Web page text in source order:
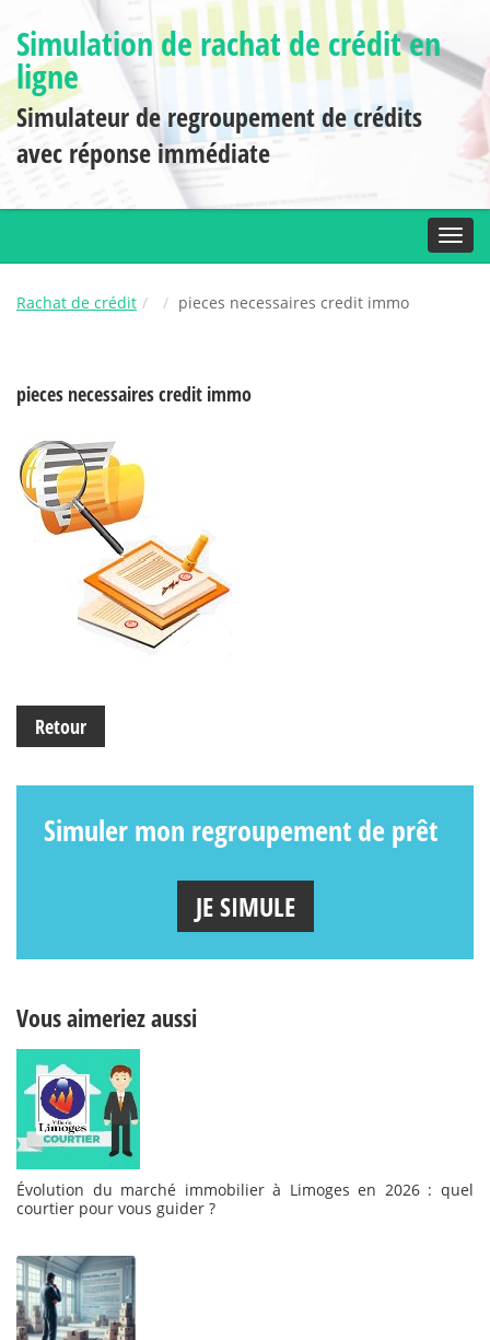
Simulation de rachat de crédit en
ligne
Simulateur de regroupement de crédits
avec réponse immédiate
Rachat de crédit pieces necessaires credit immo
pieces necessaires credit immo
Retour
Simuler mon regroupement de prêt
JE SIMULE
Vous aimeriez aussi
Évolution du marché immobilier à Limoges en 2026 : quel
courtier pour vous guider ?